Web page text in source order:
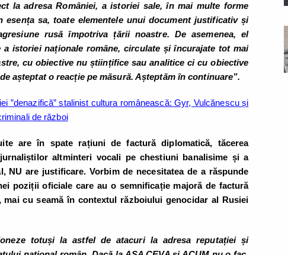
la adresa României, a istoriei sale, în mai multe forme
esența sa, toate elementele unui document justificativ și
rusă împotriva țării noastre. De asemenea, el
a istoriei naționale române, circulate și încurajate tot mai
cu obiective nu științifice sau analitice ci cu obiective
așteptat o reacție pe măsură. Așteptăm în continuare”.
”denazifică” stalinist cultura românească: Gyr, Vulcănescu și
de război
are în spate rațiuni de factură diplomatică, tăcerea
altminteri vocali pe chestiuni banalisime și a
NU are justificare. Vorbim de necesitatea de a răspunde
poziții oficiale care au o semnificație majoră de factură
cu seamă în contextul războiului genocidar al Rusiei
totuși la astfel de atacuri la adresa reputației și